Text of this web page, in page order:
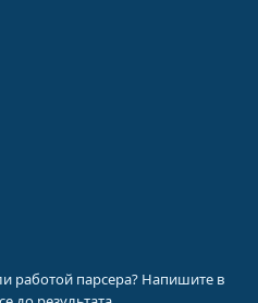
работой парсера? Напишите в